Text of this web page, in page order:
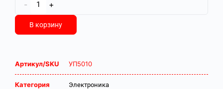
- +
В корзину
Артикул/SKU УП5010
Категория Электроника